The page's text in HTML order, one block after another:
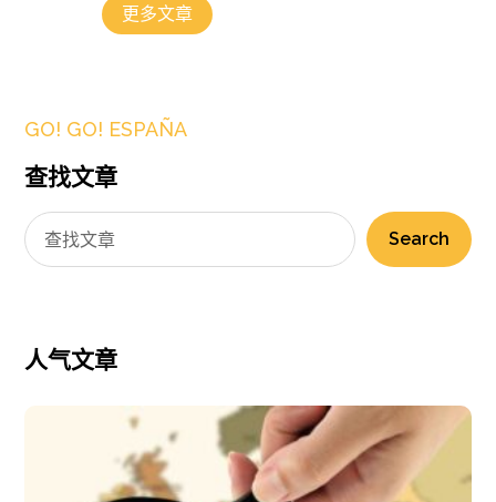
更多文章
GO! GO! ESPAÑA
查找文章
Search
人气文章